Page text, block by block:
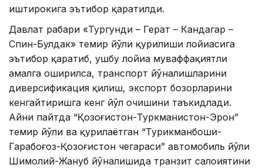
иштирокига эътибор қаратилди.
Давлат раҳбари «Тургунди – Герат – Кандагар –
Спин-Булдак» темир йўли қурилиши лойиҳасига
эътибор қаратиб, ушбу лойиҳа муваффақиятли
амалга оширилса, транспорт йўналишларини
диверсификация қилиш, экспорт бозорларини
кенгайтиришга кенг йўл очишини таъкидлади.
Айни пайтда “Қозоғистон-Туркманистон-Эрон”
темир йўли ва қурилаётган “Турикманбоши-
Гарабоғоз-Қозоғистон чегараси” автомобиль йўли
Шимолий-Жануб йўналишида транзит салоҳиятини